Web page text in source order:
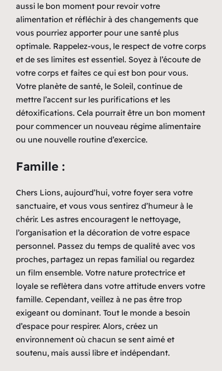
aussi le bon moment pour revoir votre
alimentation et réfléchir à des changements que
vous pourriez apporter pour une santé plus
optimale. Rappelez-vous, le respect de votre corps
et de ses limites est essentiel. Soyez à l’écoute de
votre corps et faites ce qui est bon pour vous.
Votre planète de santé, le Soleil, continue de
mettre l’accent sur les purifications et les
détoxifications. Cela pourrait être un bon moment
pour commencer un nouveau régime alimentaire
ou une nouvelle routine d’exercice.
Famille :
Chers Lions, aujourd’hui, votre foyer sera votre
sanctuaire, et vous vous sentirez d’humeur à le
chérir. Les astres encouragent le nettoyage,
l’organisation et la décoration de votre espace
personnel. Passez du temps de qualité avec vos
proches, partagez un repas familial ou regardez
un film ensemble. Votre nature protectrice et
loyale se reflètera dans votre attitude envers votre
famille. Cependant, veillez à ne pas être trop
exigeant ou dominant. Tout le monde a besoin
d’espace pour respirer. Alors, créez un
environnement où chacun se sent aimé et
soutenu, mais aussi libre et indépendant.